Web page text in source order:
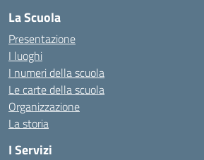
La Scuola
Presentazione
I luoghi
I numeri della scuola
Le carte della scuola
Organizzazione
La storia
I Servizi